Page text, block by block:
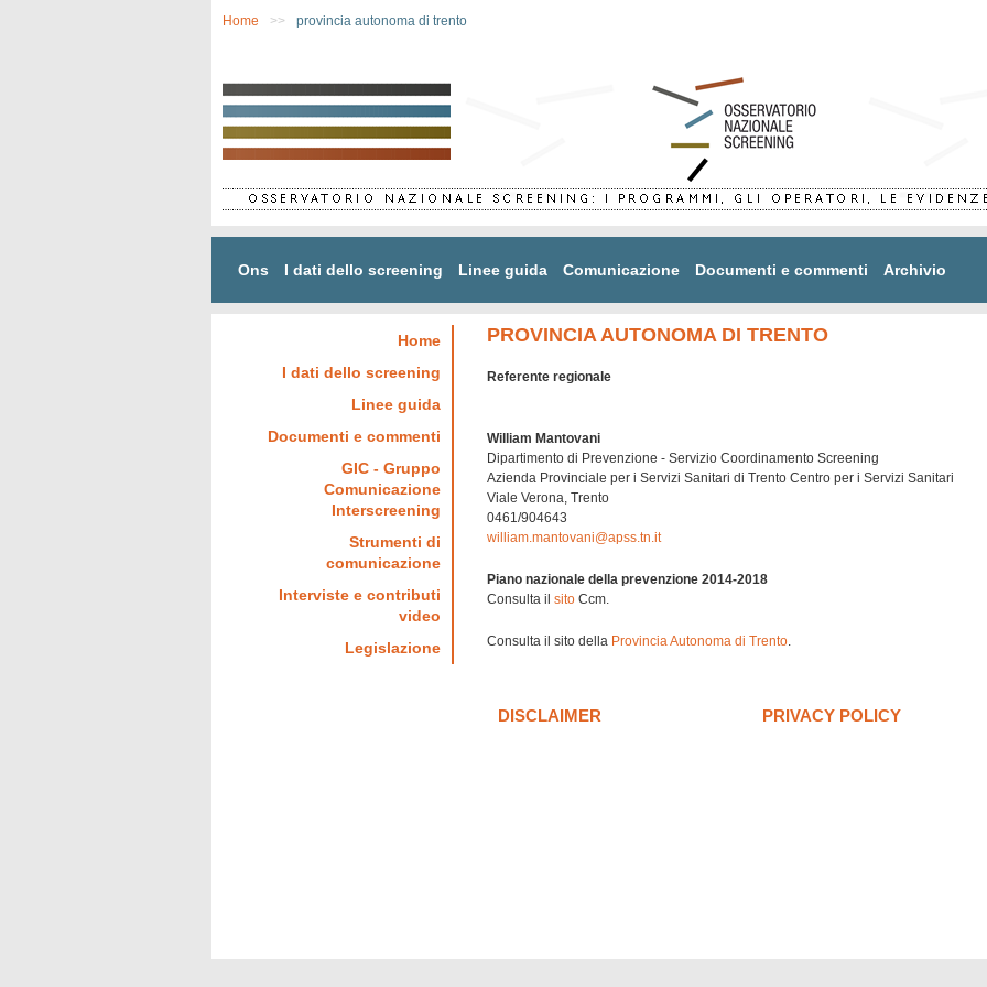
Home >> provincia autonoma di trento
Ons I dati dello screening Linee guida Comunicazione Documenti e commenti Archivio
Home
I dati dello screening
Linee guida
Documenti e commenti
GIC - Gruppo
Comunicazione
Interscreening
Strumenti di
comunicazione
Interviste e contributi
video
Legislazione
PROVINCIA AUTONOMA DI TRENTO
Referente regionale
William Mantovani
Dipartimento di Prevenzione - Servizio Coordinamento Screening
Azienda Provinciale per i Servizi Sanitari di Trento Centro per i Servizi Sanitari
Viale Verona, Trento
0461/904643
william.mantovani@apss.tn.it
Piano nazionale della prevenzione 2014-2018
Consulta il sito Ccm.
Consulta il sito della Provincia Autonoma di Trento.
DISCLAIMER PRIVACY POLICY